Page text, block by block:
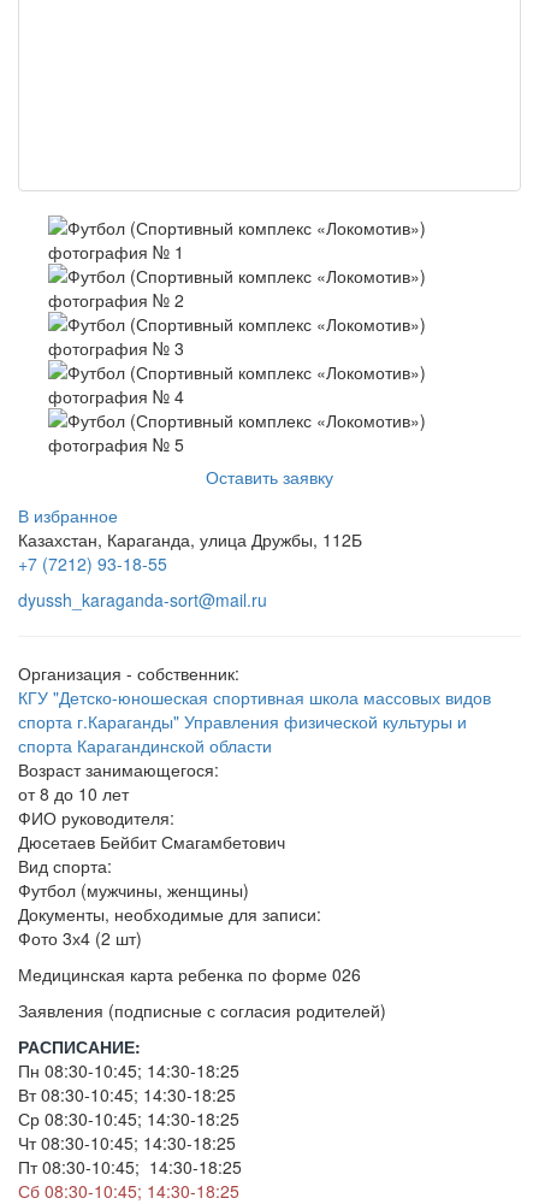
Оставить заявку
В избранное
Казахстан, Караганда, улица Дружбы, 112Б
+7 (7212) 93-18-55
dyussh_karaganda-sort@mail.ru
Организация - собственник:
КГУ "Детско-юношеская спортивная школа массовых видов
спорта г.Караганды" Управления физической культуры и
спорта Карагандинской области
Возраст занимающегося:
от 8 до 10 лет
ФИО руководителя:
Дюсетаев Бейбит Смагамбетович
Вид спорта:
Футбол (мужчины, женщины)
Документы, необходимые для записи:
Фото 3х4 (2 шт)
Медицинская карта ребенка по форме 026
Заявления (подписные с согласия родителей)
РАСПИСАНИЕ:
Пн 08:30-10:45; 14:30-18:25
Вт 08:30-10:45; 14:30-18:25
Ср 08:30-10:45; 14:30-18:25
Чт 08:30-10:45; 14:30-18:25
Пт 08:30-10:45; 14:30-18:25
Сб 08:30-10:45; 14:30-18:25